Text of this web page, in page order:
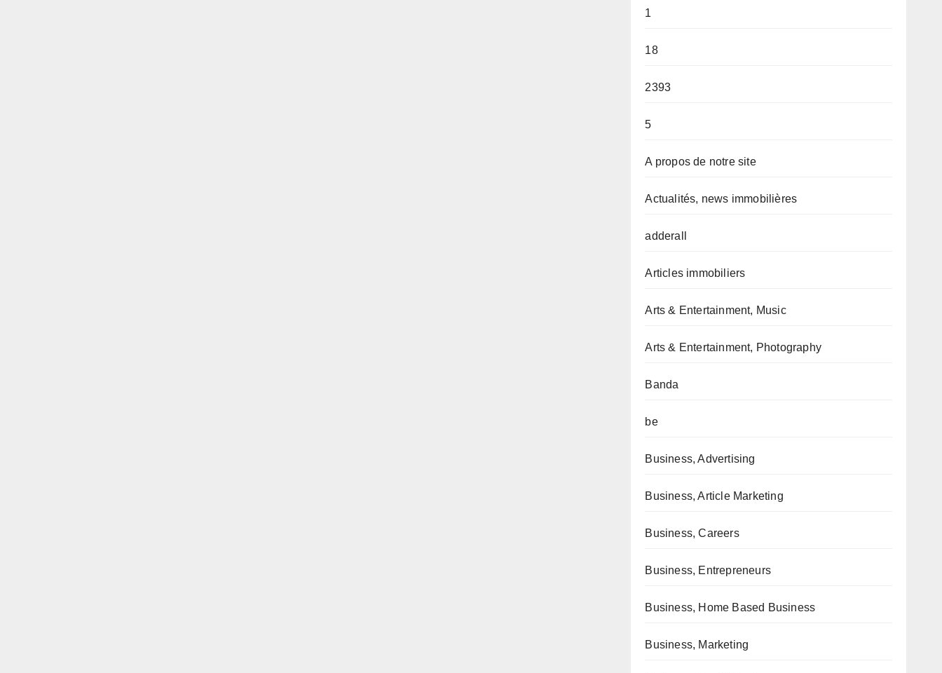
1
18
2393
5
A propos de notre site
Actualités, news immobilières
adderall
Articles immobiliers
Arts & Entertainment, Music
Arts & Entertainment, Photography
Banda
be
Business, Advertising
Business, Article Marketing
Business, Careers
Business, Entrepreneurs
Business, Home Based Business
Business, Marketing